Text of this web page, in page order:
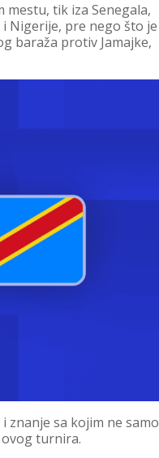
tik iza Senegala,
Nigerije, pre nego što je
baraža protiv Jamajke,
znanje sa kojim ne samo
turnira.